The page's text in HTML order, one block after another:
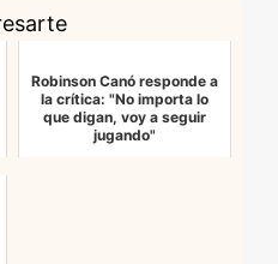
Robinson Canó responde a
la crítica: "No importa lo
que digan, voy a seguir
jugando"